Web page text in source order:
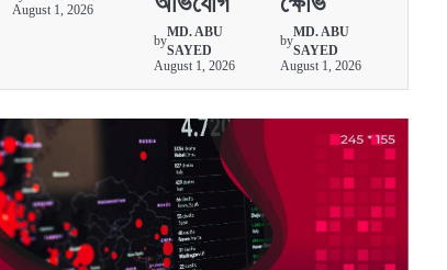
August 1, 2026
by
MD. ABU
SAYED
August 1, 2026
by
MD. ABU
SAYED
August 1, 2026